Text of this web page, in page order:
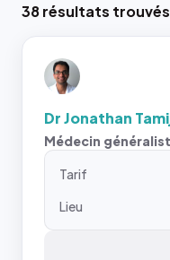
38 résultats trouvés
Dr Jonathan
Médecin
Tarif
Lieu